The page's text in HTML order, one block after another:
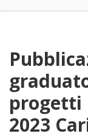
progetti
2023